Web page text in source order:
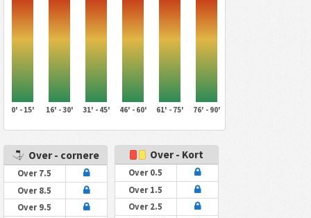
0' - 15' 16' - 30' 31' - 45' 46' - 60' 61' - 75' 76' - 90'
Over - cornere
Over 7.5
Over 8.5
Over 9.5
Over - Kort
Over 0.5
Over 1.5
Over 2.5